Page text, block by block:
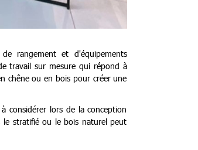
rangement et d'équipements
travail sur mesure qui répond à
chêne ou en bois pour créer une
considérer lors de la conception
le stratifié ou le bois naturel peut